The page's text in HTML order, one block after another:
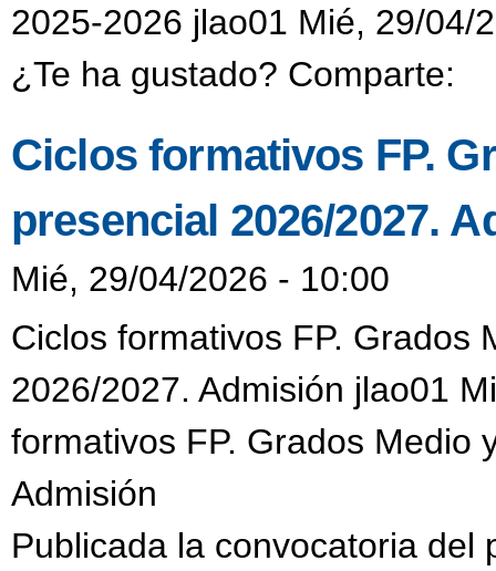
2025-2026 jlao01 Mié, 29/04/
¿Te ha gustado? Comparte:
Ciclos formativos FP.
presencial 2026/2027.
Mié, 29/04/2026 - 10:00
Ciclos formativos FP. Grados
2026/2027. Admisión jlao01
formativos FP. Grados Medio
Admisión
Publicada la convocatoria del